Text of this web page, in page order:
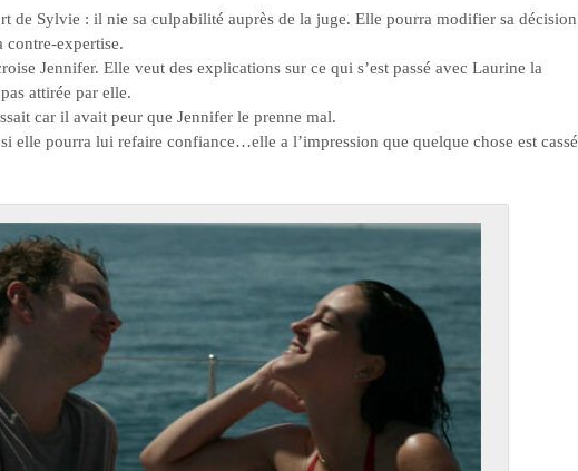
de Sylvie : il nie sa culpabilité auprès de la juge. Elle pourra modifier sa décision
contre-expertise.
Jennifer. Elle veut des explications sur ce qui s’est passé avec Laurine la
attirée par elle.
car il avait peur que Jennifer le prenne mal.
elle pourra lui refaire confiance…elle a l’impression que quelque chose est cassé